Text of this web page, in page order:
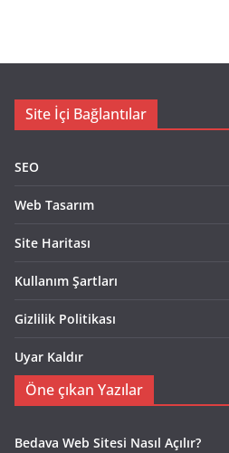
Site İçi Bağlantılar
SEO
Web Tasarım
Site Haritası
Kullanım Şartları
Gizlilik Politikası
Uyar Kaldır
Öne çıkan Yazılar
Bedava Web Sitesi Nasıl Açılır?